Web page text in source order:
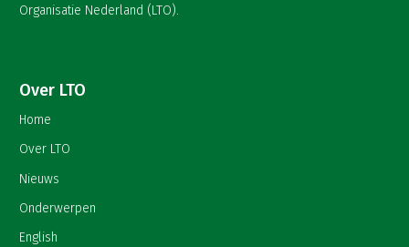
Organisatie Nederland (LTO).
Over LTO
Home
Over LTO
Nieuws
Onderwerpen
English